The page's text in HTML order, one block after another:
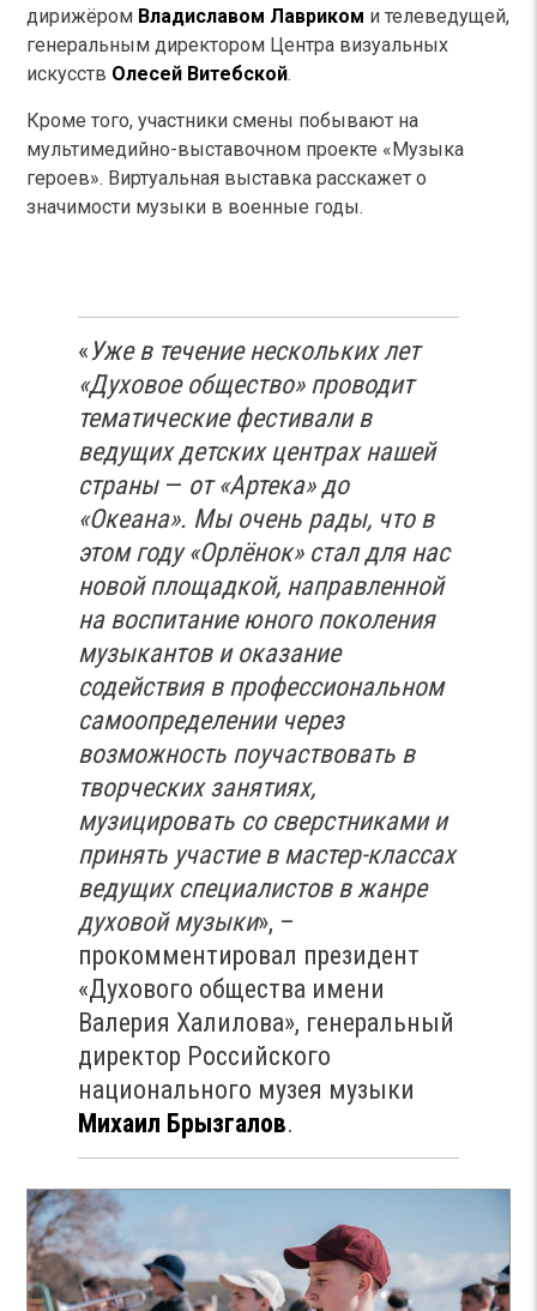
дирижёром Владиславом Лавриком и телеведущей,
генеральным директором Центра визуальных
искусств Олесей Витебской.
Кроме того, участники смены побывают на
мультимедийно-выставочном проекте «Музыка
героев». Виртуальная выставка расскажет о
значимости музыки в военные годы.
«Уже в течение нескольких лет
«Духовое общество» проводит
тематические фестивали в
ведущих детских центрах нашей
страны — от «Артека» до
«Океана». Мы очень рады, что в
этом году «Орлёнок» стал для нас
новой площадкой, направленной
на воспитание юного поколения
музыкантов и оказание
содействия в профессиональном
самоопределении через
возможность поучаствовать в
творческих занятиях,
музицировать со сверстниками и
принять участие в мастер-классах
ведущих специалистов в жанре
духовой музыки», –
прокомментировал президент
«Духового общества имени
Валерия Халилова», генеральный
директор Российского
национального музея музыки
Михаил Брызгалов.